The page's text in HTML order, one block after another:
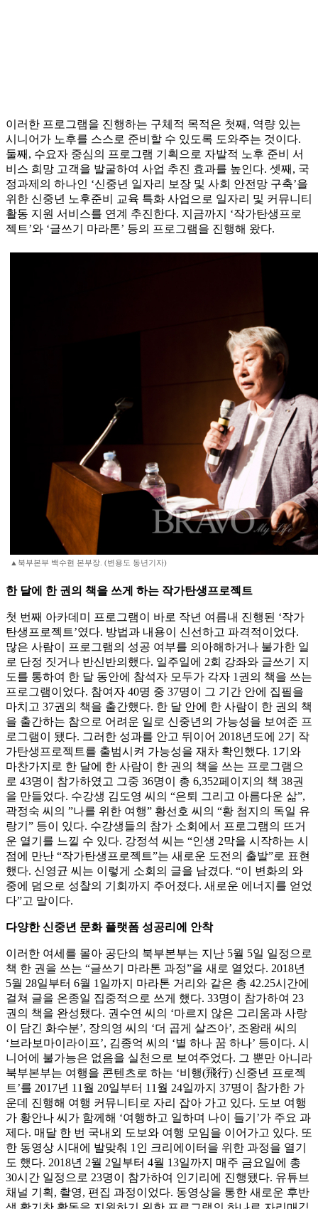
이러한 프로그램을 진행하는 구체적 목적은 첫째, 역량 있는
시니어가 노후를 스스로 준비할 수 있도록 도와주는 것이다.
둘째, 수요자 중심의 프로그램 기획으로 자발적 노후 준비 서
비스 희망 고객을 발굴하여 사업 추진 효과를 높인다. 셋째, 국
정과제의 하나인 ‘신중년 일자리 보장 및 사회 안전망 구축’을
위한 신중년 노후준비 교육 특화 사업으로 일자리 및 커뮤니티
활동 지원 서비스를 연계 추진한다. 지금까지 ‘작가탄생프로
젝트’와 ‘글쓰기 마라톤’ 등의 프로그램을 진행해 왔다.
▲북부본부 백수현 본부장. (변용도 동년기자)
한 달에 한 권의 책을 쓰게 하는 작가탄생프로젝트
첫 번째 아카데미 프로그램이 바로 작년 여름내 진행된 ‘작가
탄생프로젝트’였다. 방법과 내용이 신선하고 파격적이었다.
많은 사람이 프로그램의 성공 여부를 의아해하거나 불가한 일
로 단정 짓거나 반신반의했다. 일주일에 2회 강좌와 글쓰기 지
도를 통하여 한 달 동안에 참석자 모두가 각자 1권의 책을 쓰는
프로그램이었다. 참여자 40명 중 37명이 그 기간 안에 집필을
마치고 37권의 책을 출간했다. 한 달 안에 한 사람이 한 권의 책
을 출간하는 참으로 어려운 일로 신중년의 가능성을 보여준 프
로그램이 됐다. 그러한 성과를 안고 뒤이어 2018년도에 2기 작
가탄생프로젝트를 출범시켜 가능성을 재차 확인했다. 1기와
마찬가지로 한 달에 한 사람이 한 권의 책을 쓰는 프로그램으
로 43명이 참가하였고 그중 36명이 총 6,352페이지의 책 38권
을 만들었다. 수강생 김도영 씨의 “은퇴 그리고 아름다운 삶”,
곽정숙 씨의 ”나를 위한 여행” 황선호 씨의 “황 첨지의 독일 유
랑기” 등이 있다. 수강생들의 참가 소회에서 프로그램의 뜨거
운 열기를 느낄 수 있다. 강정석 씨는 “인생 2막을 시작하는 시
점에 만난 “작가탄생프로젝트”는 새로운 도전의 출발”로 표현
했다. 신영균 씨는 이렇게 소회의 글을 남겼다. “이 변화의 와
중에 덤으로 성찰의 기회까지 주어졌다. 새로운 에너지를 얻었
다”고 말이다.
다양한 신중년 문화 플랫폼 성공리에 안착
이러한 여세를 몰아 공단의 북부본부는 지난 5월 5일 일정으로
책 한 권을 쓰는 “글쓰기 마라톤 과정”을 새로 열었다. 2018년
5월 28일부터 6월 1일까지 마라톤 거리와 같은 총 42.25시간에
걸쳐 글을 온종일 집중적으로 쓰게 했다. 33명이 참가하여 23
권의 책을 완성됐다. 권수연 씨의 ‘마르지 않은 그리움과 사랑
이 담긴 화수분’, 장의영 씨의 ‘더 곱게 살즈아’, 조왕래 씨의
‘브라보마이라이프’, 김종억 씨의 ‘별 하나 꿈 하나’ 등이다. 시
니어에 불가능은 없음을 실천으로 보여주었다. 그 뿐만 아니라
북부본부는 여행을 콘텐츠로 하는 ‘비행(飛行) 신중년 프로젝
트’를 2017년 11월 20일부터 11월 24일까지 37명이 참가한 가
운데 진행해 여행 커뮤니티로 자리 잡아 가고 있다. 도보 여행
가 황안나 씨가 함께해 ‘여행하고 일하며 나이 들기’가 주요 과
제다. 매달 한 번 국내외 도보와 여행 모임을 이어가고 있다. 또
한 동영상 시대에 발맞춰 1인 크리에이터을 위한 과정을 열기
도 했다. 2018년 2월 2일부터 4월 13일까지 매주 금요일에 총
30시간 일정으로 23명이 참가하여 인기리에 진행됐다. 유튜브
채널 기획, 촬영, 편집 과정이었다. 동영상을 통한 새로운 후반